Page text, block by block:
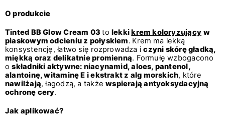
O produkcie
Tinted BB Glow Cream 03to lekkikrem koloryzujący w
piaskowym odcieniu z połyskiem. Krem ma lekką
konsystencję, łatwo się rozprowadza iczyni skórę gładką,
miękką oraz delikatnie promienną. Formułę wzbogacono
oskładniki aktywne: niacynamid, aloes, pantenol,
alantoinę, witaminę E i ekstrakt z alg morskich, które
nawilżają, łagodzą, a takżewspierają antyoksydacyjną
ochronę cery.
Jak aplikować?